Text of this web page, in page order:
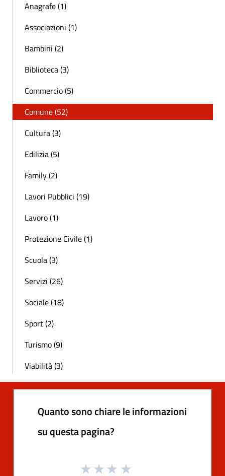
Anagrafe (1)
Associazioni (1)
Bambini (2)
Biblioteca (3)
Commercio (5)
Comune (52)
Cultura (3)
Edilizia (5)
Family (2)
Lavori Pubblici (19)
Lavoro (1)
Protezione Civile (1)
Scuola (3)
Servizi (26)
Sociale (18)
Sport (2)
Turismo (9)
Viabilità (3)
Quanto sono chiare le informazioni
su questa pagina?